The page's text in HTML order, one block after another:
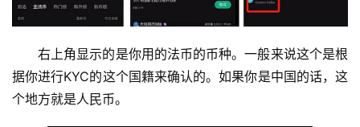
右上角显示的是你用的法币的币种。一般来说这个是根
据你进行KYC的这个国籍来确认的。如果你是中国的话，这
个地方就是人民币。